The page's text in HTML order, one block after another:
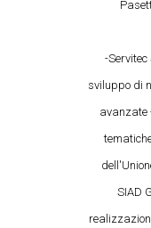
-Servitec
sviluppo di
avanzate
SIAD